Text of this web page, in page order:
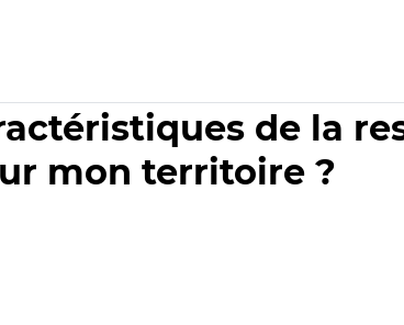
de la
mon territoire ?